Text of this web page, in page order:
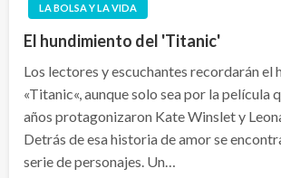
LA BOLSA Y LA VIDA
El hundimiento del 'Titanic'
Los lectores y escuchantes recordarán el
«Titanic«, aunque solo sea por la película
años protagonizaron Kate Winslet y
Detrás de esa historia de amor se
serie de personajes. Un…